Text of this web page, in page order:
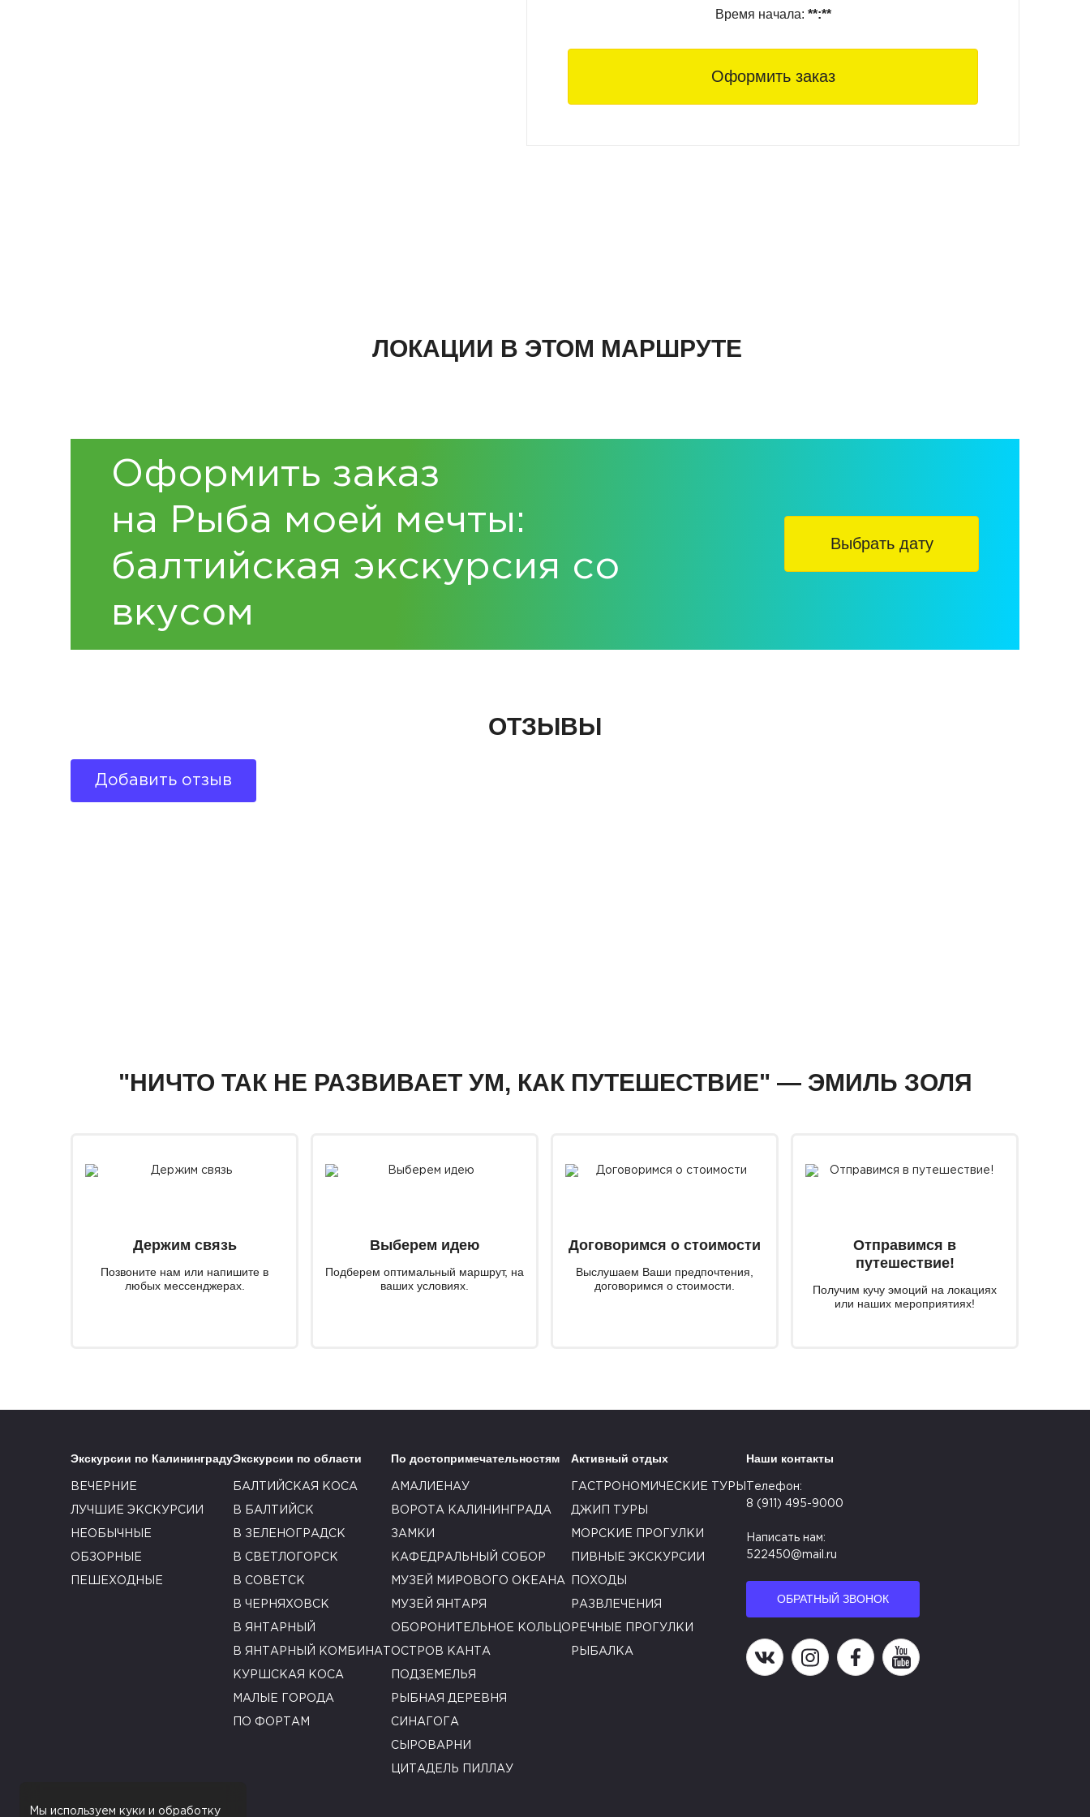
Время начала: **:**
Оформить заказ
ЛОКАЦИИ В ЭТОМ МАРШРУТЕ
Оформить заказ
на Рыба моей мечты:
балтийская экскурсия со
вкусом
Выбрать дату
ОТЗЫВЫ
Добавить отзыв
"НИЧТО ТАК НЕ РАЗВИВАЕТ УМ, КАК ПУТЕШЕСТВИЕ" — ЭМИЛЬ ЗОЛЯ
Держим связь
Позвоните нам или напишите в
любых мессенджерах.
Выберем идею
Подберем оптимальный маршрут, на
ваших условиях.
Договоримся о стоимости
Выслушаем Ваши предпочтения,
договоримся о стоимости.
Отправимся в
путешествие!
Получим кучу эмоций на локациях
или наших мероприятиях!
Экскурсии по Калининграду
ВЕЧЕРНИЕ
ЛУЧШИЕ ЭКСКУРСИИ
НЕОБЫЧНЫЕ
ОБЗОРНЫЕ
ПЕШЕХОДНЫЕ
Экскурсии по области
БАЛТИЙСКАЯ КОСА
В БАЛТИЙСК
В ЗЕЛЕНОГРАДСК
В СВЕТЛОГОРСК
В СОВЕТСК
В ЧЕРНЯХОВСК
В ЯНТАРНЫЙ
В ЯНТАРНЫЙ КОМБИНАТ
КУРШСКАЯ КОСА
МАЛЫЕ ГОРОДА
ПО ФОРТАМ
По достопримечательностям
АМАЛИЕНАУ
ВОРОТА КАЛИНИНГРАДА
ЗАМКИ
КАФЕДРАЛЬНЫЙ СОБОР
МУЗЕЙ МИРОВОГО ОКЕАНА
МУЗЕЙ ЯНТАРЯ
ОБОРОНИТЕЛЬНОЕ КОЛЬЦО
ОСТРОВ КАНТА
ПОДЗЕМЕЛЬЯ
РЫБНАЯ ДЕРЕВНЯ
СИНАГОГА
СЫРОВАРНИ
ЦИТАДЕЛЬ ПИЛЛАУ
Активный отдых
ГАСТРОНОМИЧЕСКИЕ ТУРЫ
ДЖИП ТУРЫ
МОРСКИЕ ПРОГУЛКИ
ПИВНЫЕ ЭКСКУРСИИ
ПОХОДЫ
РАЗВЛЕЧЕНИЯ
РЕЧНЫЕ ПРОГУЛКИ
РЫБАЛКА
Наши контакты
Телефон:
8 (911) 495-9000
Написать нам:
522450@mail.ru
ОБРАТНЫЙ ЗВОНОК
Наша группа в ВК
Наша страница в Instagram
Наша группа в Facebook
Наш канал на YouTube
Мы используем куки и обработку